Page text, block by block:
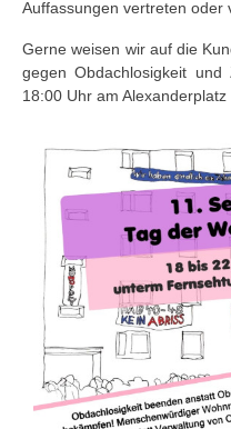
Auffassungen vertreten oder
Gerne weisen wir auf die
gegen Obdachlosigkeit
18:00 Uhr am Alexanderplatz